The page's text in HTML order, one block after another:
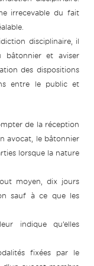
irrecevable du fait
disciplinaire, il
bâtonnier et aviser
des dispositions
entre le public et
de la réception
avocat, le bâtonnier
lorsque la nature
moyen, dix jours
sauf à ce que les
indique qu’elles
fixées par le